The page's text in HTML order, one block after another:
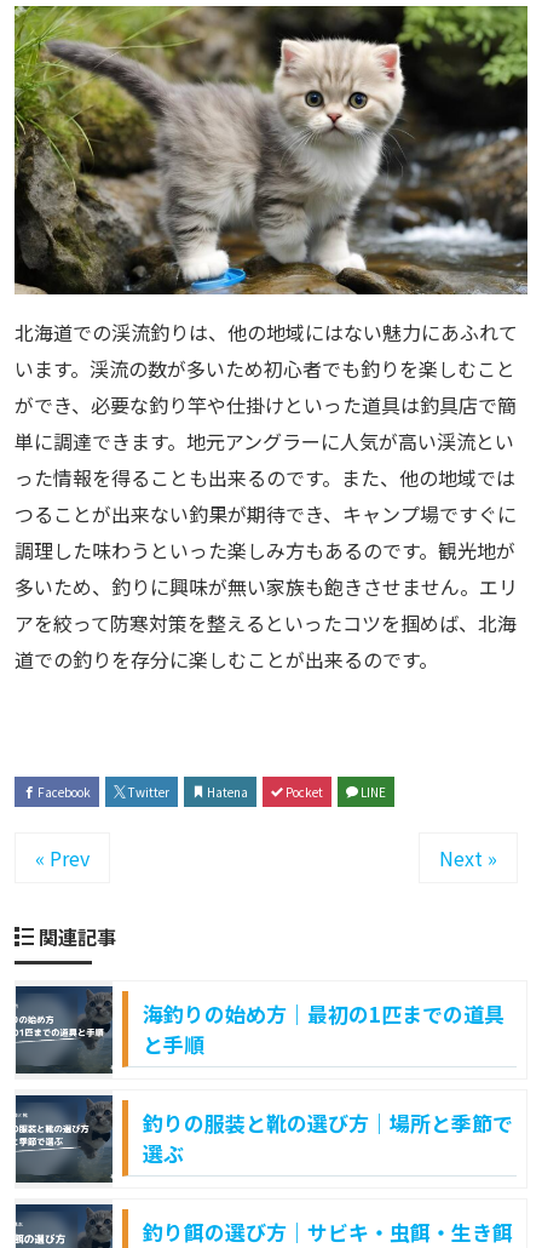
北海道での渓流釣りは、他の地域にはない魅力にあふれて
います。渓流の数が多いため初心者でも釣りを楽しむこと
ができ、必要な釣り竿や仕掛けといった道具は釣具店で簡
単に調達できます。地元アングラーに人気が高い渓流とい
った情報を得ることも出来るのです。また、他の地域では
つることが出来ない釣果が期待でき、キャンプ場ですぐに
調理した味わうといった楽しみ方もあるのです。観光地が
多いため、釣りに興味が無い家族も飽きさせません。エリ
アを絞って防寒対策を整えるといったコツを掴めば、北海
道での釣りを存分に楽しむことが出来るのです。
Facebook Twitter Hatena Pocket LINE
« Prev Next »
関連記事
海釣りの始め方｜最初の1匹までの道具
と手順
釣りの服装と靴の選び方｜場所と季節で
選ぶ
釣り餌の選び方｜サビキ・虫餌・生き餌